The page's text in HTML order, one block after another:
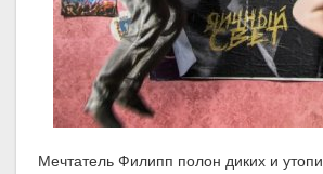
Мечтатель Филипп полон диких и